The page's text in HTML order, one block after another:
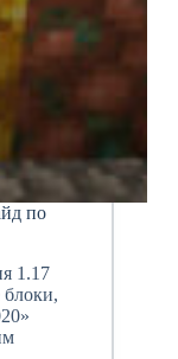
по
1.17